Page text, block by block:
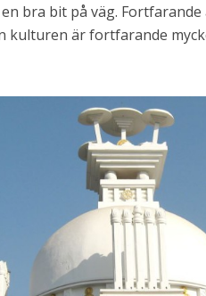
bra bit på väg.
är fortfarande